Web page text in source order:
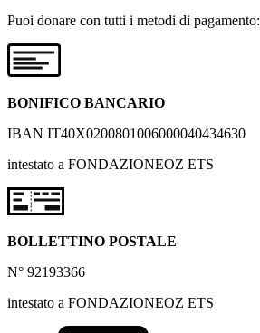
Puoi donare con tutti i metodi di pagamento:
BONIFICO BANCARIO
IBAN IT40X0200801006000040434630
intestato a FONDAZIONEOZ ETS
BOLLETTINO POSTALE
N° 92193366
intestato a FONDAZIONEOZ ETS